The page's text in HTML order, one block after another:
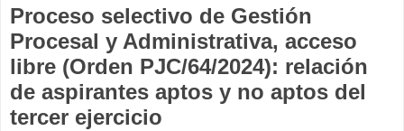
Proceso selectivo de Gestión
Procesal y Administrativa, acceso
libre (Orden PJC/64/2024): relación
de aspirantes aptos y no aptos del
tercer ejercicio